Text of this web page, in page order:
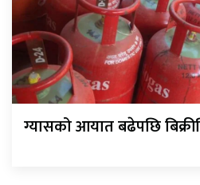
ग्यासको आयात बढेपछि